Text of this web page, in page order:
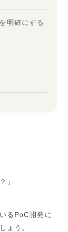
明確にする
」
るPoC開発に
ょう。